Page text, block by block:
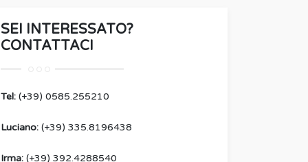
SEI INTERESSATO?
CONTATTACI
Tel: (+39) 0585.255210
Luciano: (+39) 335.8196438
Irma: (+39) 392.4288540